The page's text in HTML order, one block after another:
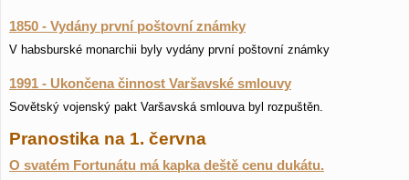
1850 - Vydány první poštovní známky
V habsburské monarchii byly vydány první poštovní známky
1991 - Ukončena činnost Varšavské smlouvy
Sovětský vojenský pakt Varšavská smlouva byl rozpuštěn.
Pranostika na 1. června
O svatém Fortunátu má kapka deště cenu dukátu.